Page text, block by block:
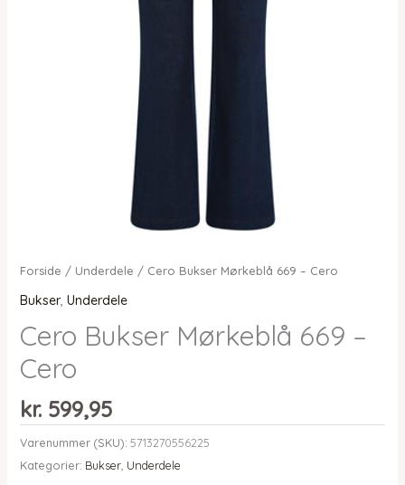
Forside / Underdele / Cero Bukser Mørkeblå 669 – Cero
Bukser, Underdele
Cero Bukser Mørkeblå 669 –
Cero
kr.599,95
Varenummer (SKU): 5713270556225
Kategorier: Bukser, Underdele